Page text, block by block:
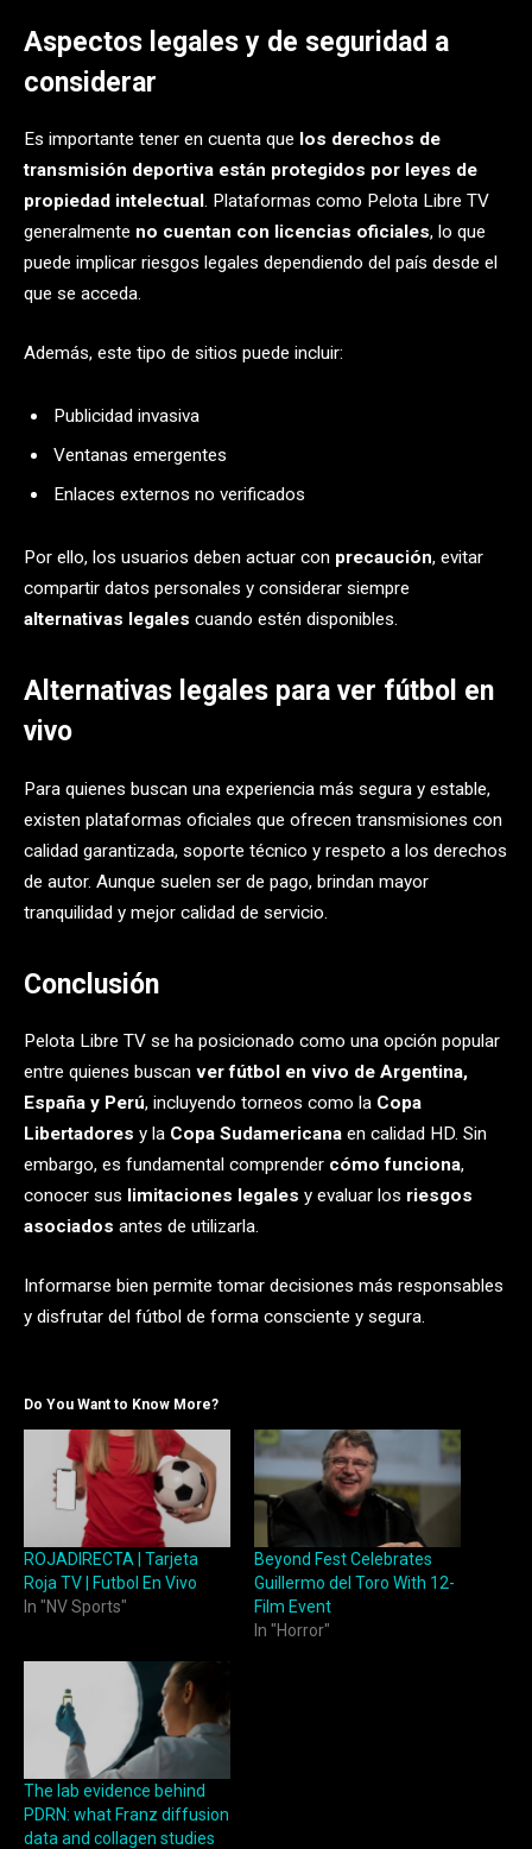
Aspectos legales y de seguridad a
considerar
Es importante tener en cuenta que los derechos de
transmisión deportiva están protegidos por leyes de
propiedad intelectual. Plataformas como Pelota Libre TV
generalmente no cuentan con licencias oficiales, lo que
puede implicar riesgos legales dependiendo del país desde el
que se acceda.
Además, este tipo de sitios puede incluir:
Publicidad invasiva
Ventanas emergentes
Enlaces externos no verificados
Por ello, los usuarios deben actuar con precaución, evitar
compartir datos personales y considerar siempre
alternativas legales cuando estén disponibles.
Alternativas legales para ver fútbol en
vivo
Para quienes buscan una experiencia más segura y estable,
existen plataformas oficiales que ofrecen transmisiones con
calidad garantizada, soporte técnico y respeto a los derechos
de autor. Aunque suelen ser de pago, brindan mayor
tranquilidad y mejor calidad de servicio.
Conclusión
Pelota Libre TV se ha posicionado como una opción popular
entre quienes buscan ver fútbol en vivo de Argentina,
España y Perú, incluyendo torneos como la Copa
Libertadores y la Copa Sudamericana en calidad HD. Sin
embargo, es fundamental comprender cómo funciona,
conocer sus limitaciones legales y evaluar los riesgos
asociados antes de utilizarla.
Informarse bien permite tomar decisiones más responsables
y disfrutar del fútbol de forma consciente y segura.
Do You Want to Know More?
ROJADIRECTA | Tarjeta
Roja TV | Futbol En Vivo
In "NV Sports"
Beyond Fest Celebrates
Guillermo del Toro With 12-
Film Event
In "Horror"
The lab evidence behind
PDRN: what Franz diffusion
data and collagen studies